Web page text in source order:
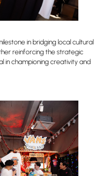
in bridging local cultural
reinforcing the strategic
in championing creativity and